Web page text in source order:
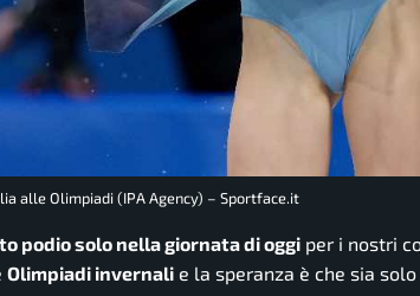
alle Olimpiadi (IPA Agency) – Sportface.it
podio solo nella giornata di oggi per i nostri
Olimpiadi invernali e la speranza è che sia solo